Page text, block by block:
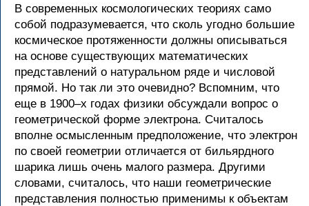
В современных космологических теориях само
собой подразумевается, что сколь угодно большие
космическое протяженности должны описываться
на основе существующих математических
представлений о натуральном ряде и числовой
прямой. Но так ли это очевидно? Вспомним, что
еще в 1900–х годах физики обсуждали вопрос о
геометрической форме электрона. Считалось
вполне осмысленным предположение, что электрон
по своей геометрии отличается от бильярдного
шарика лишь очень малого размера. Другими
словами, считалось, что наши геометрические
представления полностью применимы к объектам